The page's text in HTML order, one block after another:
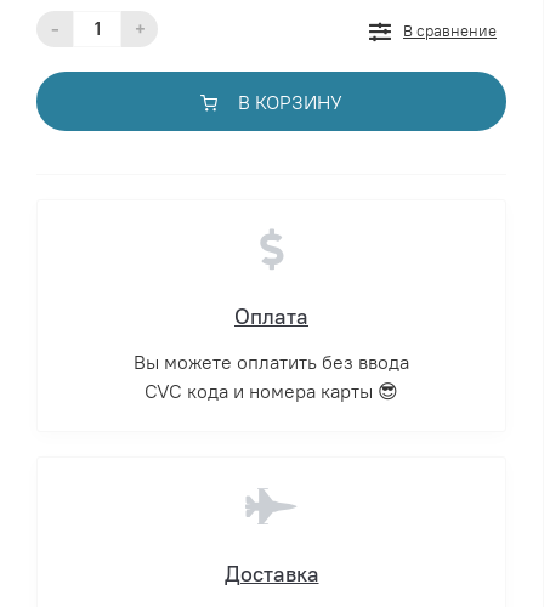
- + В сравнение
В КОРЗИНУ
Оплата
Вы можете оплатить без ввода
CVC кода и номера карты 😎
Доставка